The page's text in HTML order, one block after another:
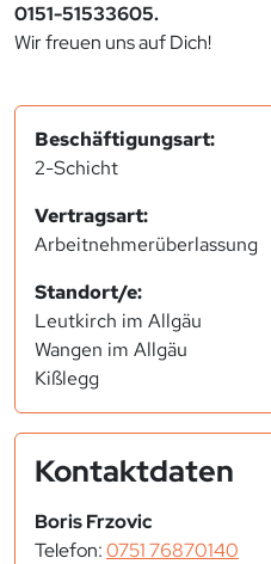
0151-51533605.
Wir freuen uns auf Dich!
Beschäftigungsart:
2-Schicht
Vertragsart:
Arbeitnehmerüberlassung
Standort/e:
Leutkirch im Allgäu
Wangen im Allgäu
Kißlegg
Kontaktdaten
Boris Frzovic
Telefon:0751 76870140